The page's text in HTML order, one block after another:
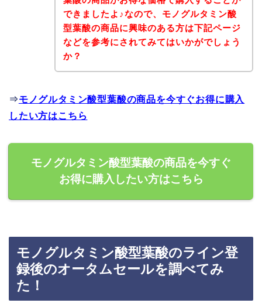
できましたよ♪なので、モノグルタミン酸
型葉酸の商品に興味のある方は下記ページ
などを参考にされてみてはいかがでしょう
か？
⇒モノグルタミン酸型葉酸の商品を今すぐお得に購入
したい方はこちら
モノグルタミン酸型葉酸の商品を今すぐ
お得に購入したい方はこちら
モノグルタミン酸型葉酸のライン登
録後のオータムセールを調べてみ
た！